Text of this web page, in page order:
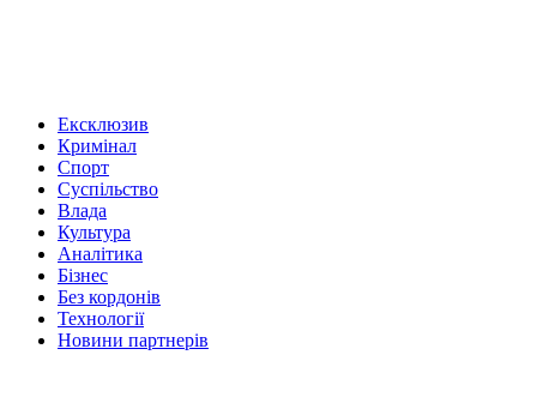
Ексклюзив
Кримінал
Спорт
Суспільство
Влада
Культура
Аналітика
Бізнес
Без кордонів
Технології
Новини партнерів